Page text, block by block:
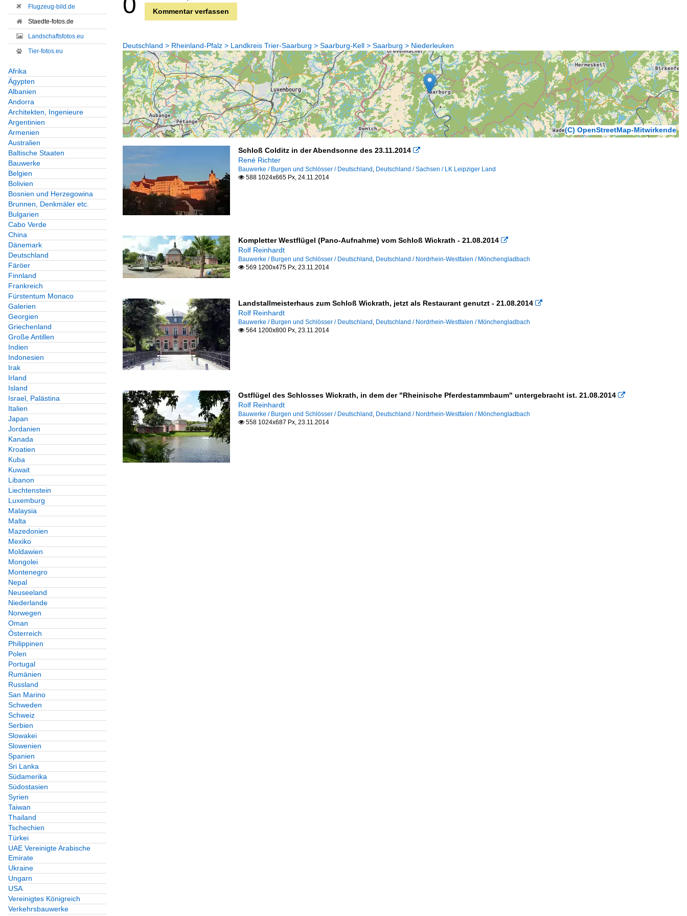
Flugzeug-bild.de
Staedte-fotos.de
Landschaftsfotos.eu
Tier-fotos.eu
Afrika
Ägypten
Albanien
Andorra
Architekten, Ingenieure
Argentinien
Armenien
Australien
Baltische Staaten
Bauwerke
Belgien
Bolivien
Bosnien und Herzegowina
Brunnen, Denkmäler etc.
Bulgarien
Cabo Verde
China
Dänemark
Deutschland
Färöer
Finnland
Frankreich
Fürstentum Monaco
Galerien
Georgien
Griechenland
Große Antillen
Indien
Indonesien
Irak
Irland
Island
Israel, Palästina
Italien
Japan
Jordanien
Kanada
Kroatien
Kuba
Kuwait
Libanon
Liechtenstein
Luxemburg
Malaysia
Malta
Mazedonien
Mexiko
Moldawien
Mongolei
Montenegro
Nepal
Neuseeland
Niederlande
Norwegen
Oman
Österreich
Philippinen
Polen
Portugal
Rumänien
Russland
San Marino
Schweden
Schweiz
Serbien
Slowakei
Slowenien
Spanien
Sri Lanka
Südamerika
Südostasien
Syrien
Taiwan
Thailand
Tschechien
Türkei
UAE Vereinigte Arabische
Emirate
Ukraine
Ungarn
USA
Vereinigtes Königreich
Verkehrsbauwerke
Kommentar verfassen
Deutschland > Rheinland-Pfalz > Landkreis Trier-Saarburg > Saarburg-Kell > Saarburg > Niederleuken
(C) OpenStreetMap-Mitwirkende
Schloß Colditz in der Abendsonne des 23.11.2014 
René Richter
Bauwerke / Burgen und Schlösser / Deutschland , Deutschland / Sachsen / LK Leipziger Land
588 1024x665 Px, 24.11.2014
Kompletter Westflügel (Pano-Aufnahme) vom Schloß Wickrath - 21.08.2014 
Rolf Reinhardt
Bauwerke / Burgen und Schlösser / Deutschland , Deutschland / Nordrhein-Westfalen / Mönchengladbach
569 1200x475 Px, 23.11.2014
Landstallmeisterhaus zum Schloß Wickrath, jetzt als Restaurant genutzt - 21.08.2014 
Rolf Reinhardt
Bauwerke / Burgen und Schlösser / Deutschland , Deutschland / Nordrhein-Westfalen / Mönchengladbach
564 1200x800 Px, 23.11.2014
Ostflügel des Schlosses Wickrath, in dem der "Rheinische Pferdestammbaum" untergebracht ist. 21.08.2014 
Rolf Reinhardt
Bauwerke / Burgen und Schlösser / Deutschland , Deutschland / Nordrhein-Westfalen / Mönchengladbach
558 1024x687 Px, 23.11.2014